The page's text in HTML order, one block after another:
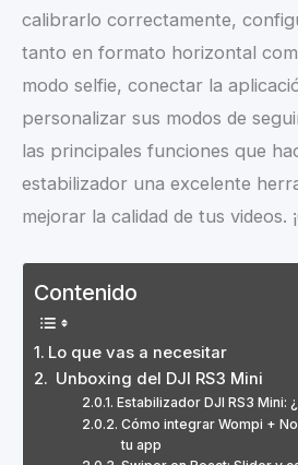
calibrarlo correctamente,
tanto en formato horizontal
modo selfie, conectar la
personalizar sus modos de
las principales funciones que
estabilizador una excelente
mejorar la calidad de tus videos.
Contenido
Lo que vas a necesitar
Unboxing del DJI RS3 Mini
Estabilizador DJI RS3 Mini:
Cómo integrar Wompi +
tu app